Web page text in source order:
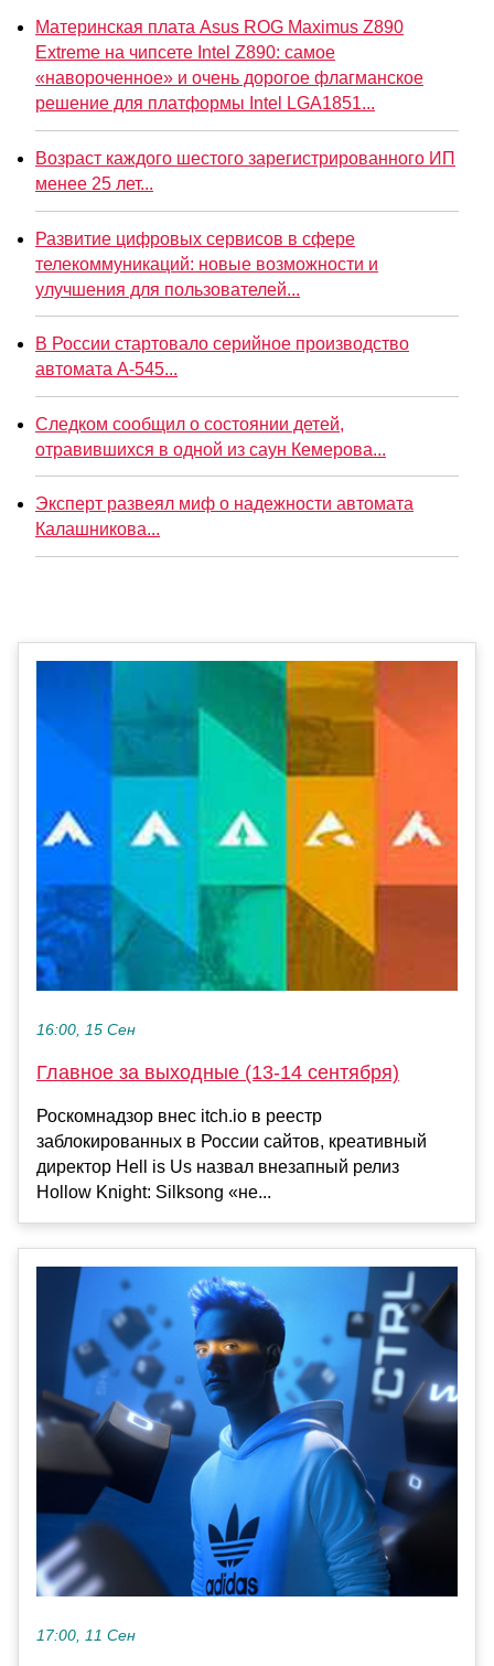
Материнская плата Asus ROG Maximus Z890
Extreme на чипсете Intel Z890: самое
«навороченное» и очень дорогое флагманское
решение для платформы Intel LGA1851...
Возраст каждого шестого зарегистрированного ИП
менее 25 лет...
Развитие цифровых сервисов в сфере
телекоммуникаций: новые возможности и
улучшения для пользователей...
В России стартовало серийное производство
автомата А-545...
Следком сообщил о состоянии детей,
отравившихся в одной из саун Кемерова...
Эксперт развеял миф о надежности автомата
Калашникова...
16:00, 15 Сен
Главное за выходные (13-14 сентября)
Роскомнадзор внес itch.io в реестр
заблокированных в России сайтов, креативный
директор Hell is Us назвал внезапный релиз
Hollow Knight: Silksong «не...
17:00, 11 Сен